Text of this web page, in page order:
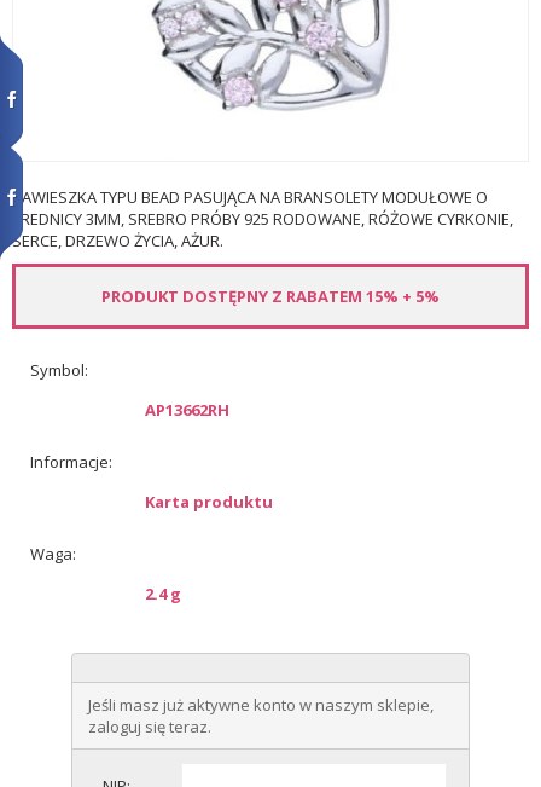
ZAWIESZKA TYPU BEAD PASUJĄCA NA BRANSOLETY MODUŁOWE O
ŚREDNICY 3MM, SREBRO PRÓBY 925 RODOWANE, RÓŻOWE CYRKONIE,
SERCE, DRZEWO ŻYCIA, AŻUR.
PRODUKT DOSTĘPNY Z RABATEM 15% + 5%
Symbol:
AP13662RH
Informacje:
Karta produktu
Waga:
2.4 g
Jeśli masz już aktywne konto w naszym sklepie,
zaloguj się teraz.